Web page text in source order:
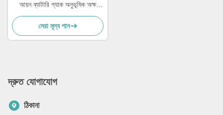
আয়ন ব্যাটারি প্যাক অনুভূমিক অক্ষ
প্রকার
সেরা মূল্য পান
দ্রুত যোগাযোগ
ঠিকানা